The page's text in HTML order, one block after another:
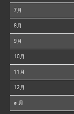
7月
8月
9月
10月
11月
12月
⌀ 月